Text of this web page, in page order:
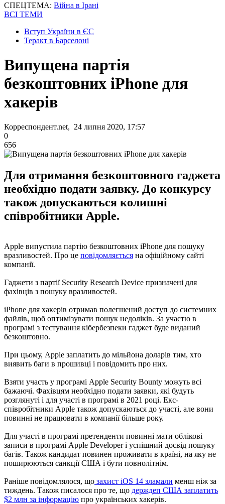
СПЕЦТЕМА: Війна в Ірані
ВСІ ТЕМИ
Вступ України в ЄС
Теракт в Барселоні
Випущена партія
безкоштовних iPhone для
хакерів
Корреспондент.net, 24 липня 2020, 17:57
0
656
Для отримання безкоштовного гаджета
необхідно подати заявку. До конкурсу
також допускаються колишні
співробітники Apple.
Apple випустила партію безкоштовних iPhone для пошуку
вразливостей. Про це повідомляється на офіційному сайті
компанії.
Гаджети з партії Security Research Device призначені для
фахівців з пошуку вразливостей.
iPhone для хакерів отримав полегшений доступ до системних
файлів, щоб оптимізувати пошук недоліків. За участю в
програмі з тестування кібербезпеки гаджет буде виданий
безкоштовно.
При цьому, Apple заплатить до мільйона доларів тим, хто
виявить баги в прошивці і повідомить про них.
Взяти участь у програмі Apple Security Bounty можуть всі
бажаючі. Фахівцям необхідно подати заявки, які будуть
розглянуті і для участі в програмі в 2021 році. Екс-
співробітники Apple також допускаються до участі, але вони
повинні не працювати в компанії більше року.
Для участі в програмі претенденти повинні мати облікові
записи в програмі Apple Developer і успішний досвід пошуку
багів. Також кандидат повинен проживати в країні, на яку не
поширюються санкції США і бути повнолітнім.
Раніше повідомлялося, що захист iOS 14 зламали менш ніж за
тиждень. Також писалося про те, що держдеп США заплатить
$2 млн за інформацію про українських хакерів.